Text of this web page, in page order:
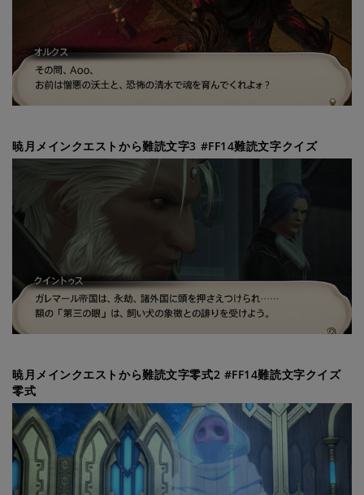
暁月メインクエストから難読文字3 #FF14難読文字クイズ
暁月メインクエストから難読文字零式2 #FF14難読文字クイズ
零式